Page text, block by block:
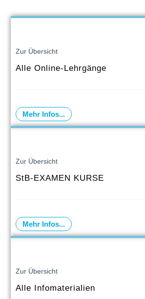
Zur Übersicht
Alle Online-Lehrgänge
Mehr Infos...
Zur Übersicht
StB-EXAMEN KURSE
Mehr Infos...
Zur Übersicht
Alle Infomaterialien